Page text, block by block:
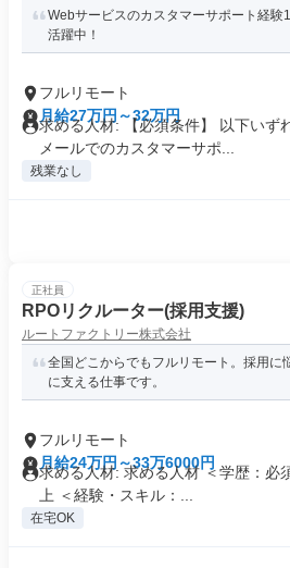
Webサービスのカスタマーサポート経
活躍中！
フルリモート
月給27万円～32万円
求める人材: 【必須条件】 以下いず
メールでのカスタマーサポ...
残業なし
正社員
RPOリクルーター(採用支援)
ルートファクトリー株式会社
全国どこからでもフルリモート。採用に
に支える仕事です。
フルリモート
月給24万円～33万6000円
求める人材: 求める人材 ＜学歴：必
上 ＜経験・スキル：...
在宅OK